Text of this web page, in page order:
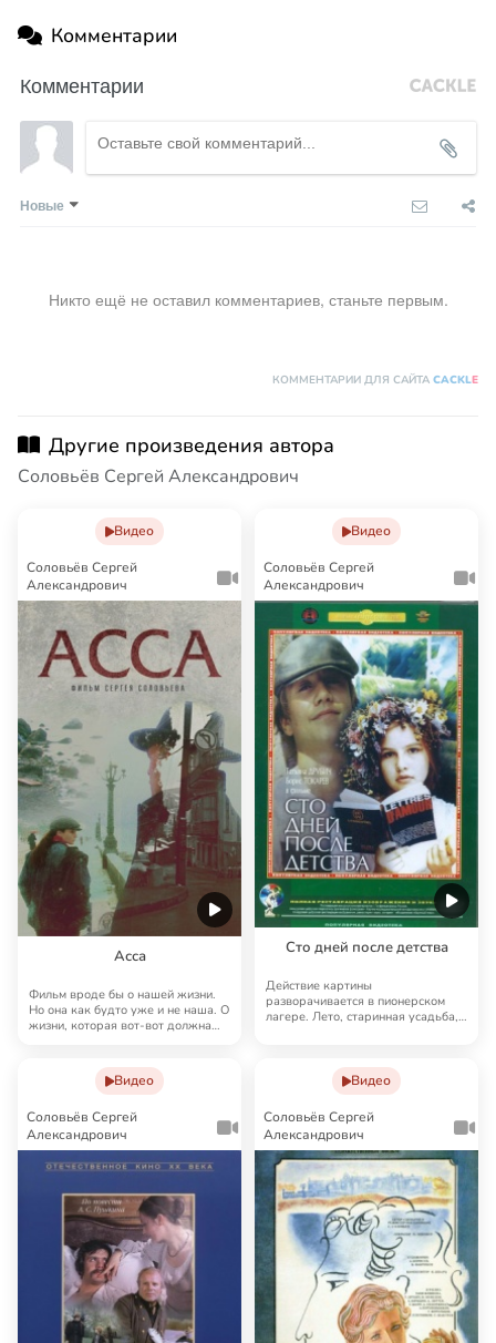
Комментарии
Комментарии
Новые
Никто ещё не оставил комментариев, станьте первым.
КОММЕНТАРИИ ДЛЯ САЙТА CACKLE
Другие произведения автора
Соловьёв Сергей Александрович
Видео
Соловьёв Сергей
Александрович
Асса
Фильм вроде бы о нашей жизни.
Но она как будто уже и не наша. О
жизни, которая вот-вот должна
Видео
Соловьёв Сергей
Александрович
Сто дней после детства
Действие картины
разворачивается в пионерском
лагере. Лето, старинная усадьба,
Видео
Соловьёв Сергей
Александрович
Видео
Соловьёв Сергей
Александрович